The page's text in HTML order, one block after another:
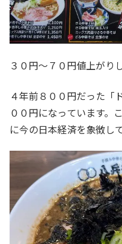
３０円～７０円値上がり
４年前８００円だった「
００円になっています。
に今の日本経済を象徴し